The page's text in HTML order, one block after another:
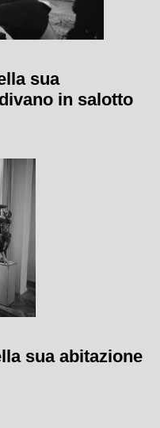
sua
in salotto
sua abitazione